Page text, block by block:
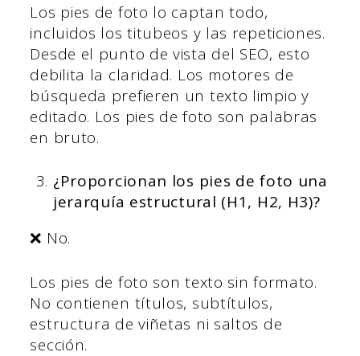
Los pies de foto lo captan todo,
incluidos los titubeos y las repeticiones.
Desde el punto de vista del SEO, esto
debilita la claridad. Los motores de
búsqueda prefieren un texto limpio y
editado. Los pies de foto son palabras
en bruto.
¿Proporcionan los pies de foto una
jerarquía estructural (H1, H2, H3)?
❌ No.
Los pies de foto son texto sin formato.
No contienen títulos, subtítulos,
estructura de viñetas ni saltos de
sección.